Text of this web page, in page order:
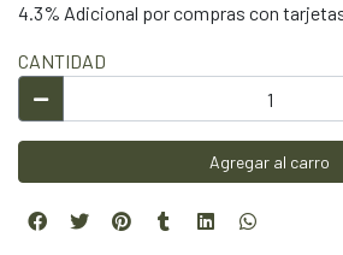
4.3% Adicional por compras con
CANTIDAD
Agregar al carro